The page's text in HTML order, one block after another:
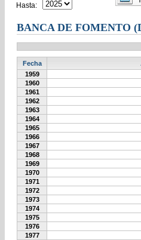
Hasta:
BANCA DE FOMENTO
Fecha
1959
1960
1961
1962
1963
1964
1965
1966
1967
1968
1969
1970
1971
1972
1973
1974
1975
1976
1977